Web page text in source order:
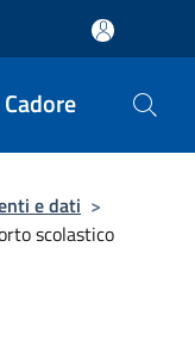
e dati >
scolastico